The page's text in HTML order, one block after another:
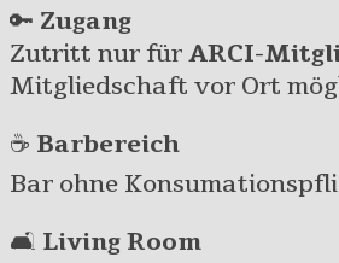
🔑 Zugang
Zutritt nur fürARCI-
Mitgliedschaft vor Ort
☕ Barbereich
Bar ohne
🛋️ Living Room